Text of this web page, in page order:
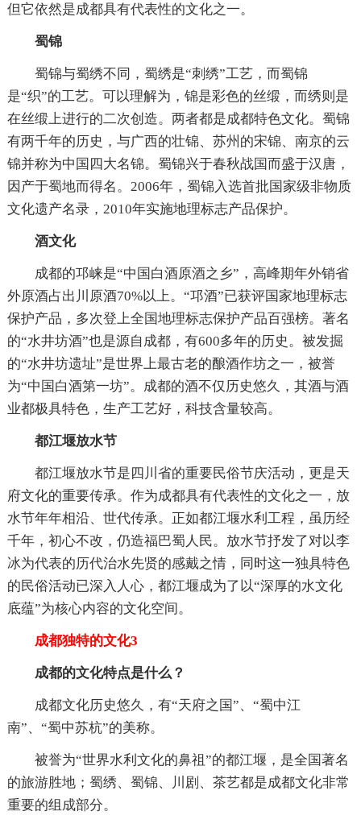
但它依然是成都具有代表性的文化之一。
蜀锦
蜀锦与蜀绣不同，蜀绣是“刺绣”工艺，而蜀锦
是“织”的工艺。可以理解为，锦是彩色的丝缎，而绣则是
在丝缎上进行的二次创造。两者都是成都特色文化。蜀锦
有两千年的历史，与广西的壮锦、苏州的宋锦、南京的云
锦并称为中国四大名锦。蜀锦兴于春秋战国而盛于汉唐，
因产于蜀地而得名。2006年，蜀锦入选首批国家级非物质
文化遗产名录，2010年实施地理标志产品保护。
酒文化
成都的邛崃是“中国白酒原酒之乡”，高峰期年外销省
外原酒占出川原酒70%以上。“邛酒”已获评国家地理标志
保护产品，多次登上全国地理标志保护产品百强榜。著名
的“水井坊酒”也是源自成都，有600多年的历史。被发掘
的“水井坊遗址”是世界上最古老的酿酒作坊之一，被誉
为“中国白酒第一坊”。成都的酒不仅历史悠久，其酒与酒
业都极具特色，生产工艺好，科技含量较高。
都江堰放水节
都江堰放水节是四川省的重要民俗节庆活动，更是天
府文化的重要传承。作为成都具有代表性的文化之一，放
水节年年相沿、世代传承。正如都江堰水利工程，虽历经
千年，初心不改，仍造福巴蜀人民。放水节抒发了对以李
冰为代表的历代治水先贤的感戴之情，同时这一独具特色
的民俗活动已深入人心，都江堰成为了以“深厚的水文化
底蕴”为核心内容的文化空间。
成都独特的文化3
成都的文化特点是什么？
成都文化历史悠久，有“天府之国”、“蜀中江
南”、“蜀中苏杭”的美称。
被誉为“世界水利文化的鼻祖”的都江堰，是全国著名
的旅游胜地；蜀绣、蜀锦、川剧、茶艺都是成都文化非常
重要的组成部分。